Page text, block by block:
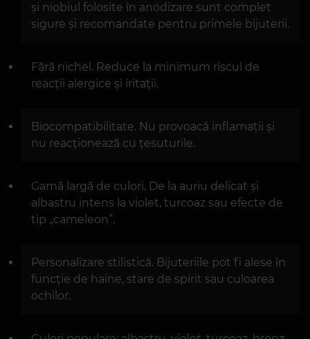
și niobiul folosite în anodizare sunt complet
sigure și recomandate pentru primele bijuterii.
Fără nichel. Reduce la minimum riscul de
reacții alergice și iritații.
Biocompatibilitate. Nu provoacă inflamații și
nu reacționează cu țesuturile.
Gamă largă de culori. De la auriu delicat și
albastru intens la violet, turcoaz sau efecte de
tip „cameleon”.
Personalizare stilistică. Bijuteriile pot fi alese în
funcție de haine, stare de spirit sau culoarea
ochilor.